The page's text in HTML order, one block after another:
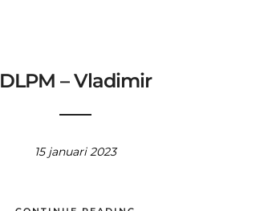
DLPM – Vladimir
15 januari 2023